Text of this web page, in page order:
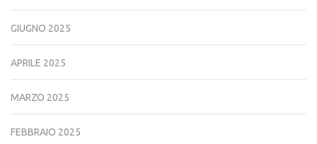
GIUGNO 2025
APRILE 2025
MARZO 2025
FEBBRAIO 2025